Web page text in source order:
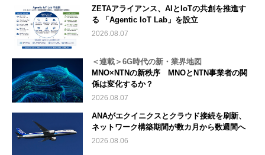
ZETAアライアンス、AIとIoTの共創を推進す
る 「Agentic IoT Lab」を設立
2026.08.07
＜連載＞6G時代の新・業界地図
MNO×NTNの新秩序 MNOとNTN事業者の関
係は変化するか？
2026.08.07
ANAがエクイニクスとクラウド接続を刷新、
ネットワーク構築期間が数カ月から数週間へ
2026.08.06